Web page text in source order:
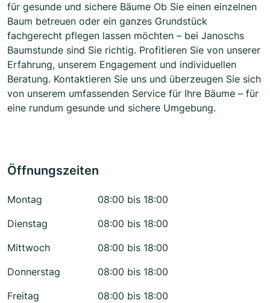
für gesunde und sichere Bäume Ob Sie einen einzelnen
Baum betreuen oder ein ganzes Grundstück
fachgerecht pflegen lassen möchten – bei Janoschs
Baumstunde sind Sie richtig. Profitieren Sie von unserer
Erfahrung, unserem Engagement und individuellen
Beratung. Kontaktieren Sie uns und überzeugen Sie sich
von unserem umfassenden Service für Ihre Bäume – für
eine rundum gesunde und sichere Umgebung.
Öffnungszeiten
Montag
08:00 bis 18:00
Dienstag
08:00 bis 18:00
Mittwoch
08:00 bis 18:00
Donnerstag
08:00 bis 18:00
Freitag
08:00 bis 18:00